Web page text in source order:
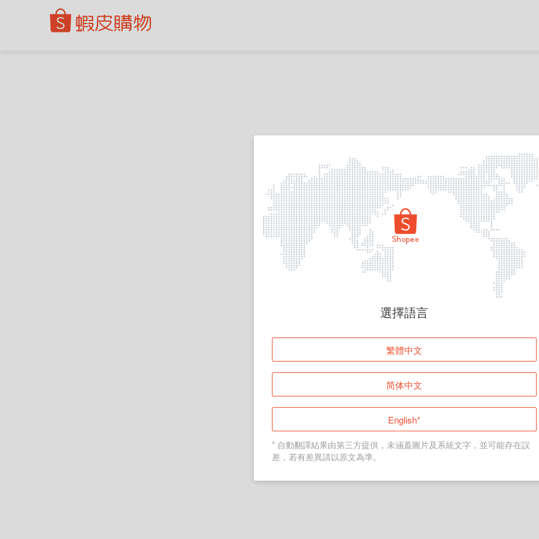
頁面無法顯示
登入
返回首頁
選擇語言
繁體中文
简体中文
English*
* 自動翻譯結果由第三方提供，未涵蓋圖片及系統文字，並可能存在誤
差，若有差異請以原文為準。